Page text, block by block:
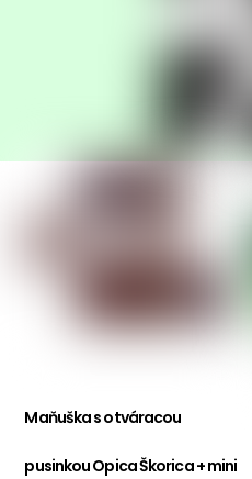
Maňuška s otváracou
pusinkou Opica Škorica + mini